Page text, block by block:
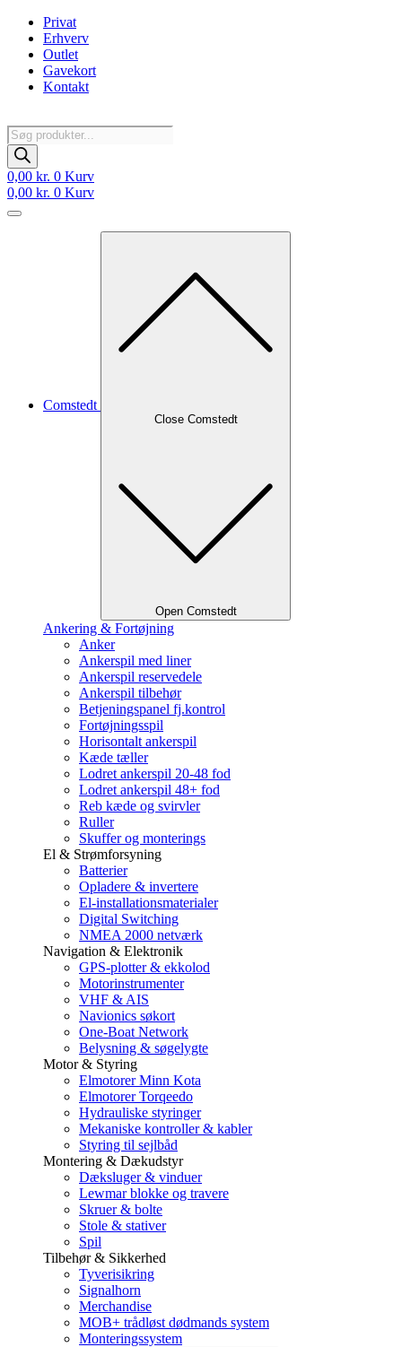
Videre
indhold
Privat
Erhverv
Outlet
Gavekort
Kontakt
Products
search
0,00 kr. 0 Kurv
0,00 kr. 0 Kurv
Comstedt
Close Comstedt
Open Comstedt
Ankering & Fortøjning
Anker
Ankerspil med liner
Ankerspil reservedele
Ankerspil tilbehør
Betjeningspanel fj.kontrol
Fortøjningsspil
Horisontalt ankerspil
Kæde tæller
Lodret ankerspil 20-48 fod
Lodret ankerspil 48+ fod
Reb kæde og svirvler
Ruller
Skuffer og monterings
El & Strømforsyning
Batterier
Opladere & invertere
El-installationsmaterialer
Digital Switching
NMEA 2000 netværk
Navigation & Elektronik
GPS-plotter & ekkolod
Motorinstrumenter
VHF & AIS
Navionics søkort
One-Boat Network
Belysning & søgelygte
Motor & Styring
Elmotorer Minn Kota
Elmotorer Torqeedo
Hydrauliske styringer
Mekaniske kontroller & kabler
Styring til sejlbåd
Montering & Dækudstyr
Dæksluger & vinduer
Lewmar blokke og travere
Skruer & bolte
Stole & stativer
Spil
Tilbehør & Sikkerhed
Tyverisikring
Signalhorn
Merchandise
MOB+ trådløst dødmands system
Monteringssystem